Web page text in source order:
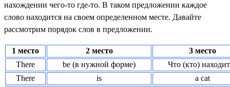
нахождении чего-то где-то. В таком предложении каждое
слово находится на своем определенном месте. Давайте
рассмотрим порядок слов в предложении.
1 место 2 место
3 место
There
be (в нужной форме)
Что (кто)
There
is
a cat